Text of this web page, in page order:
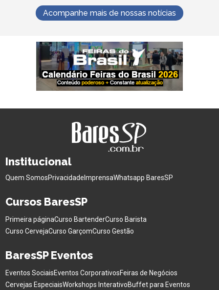
Acompanhe mais de nossas notícias
Institucional
Quem SomosPrivacidade ImprensaWhatsapp BaresSP
Cursos BaresSP
Primeira páginaCurso BartenderCurso Barista
Curso CervejaCurso GarçomCurso Gestão
BaresSP Eventos
Eventos SociaisEventos CorporativosFeiras de Negócios
Cervejas EspeciaisWorkshops InterativoBuffet para Eventos